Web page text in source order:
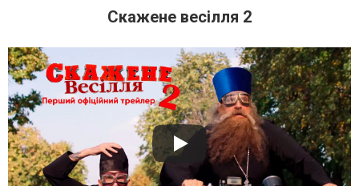
Скажене весілля 2